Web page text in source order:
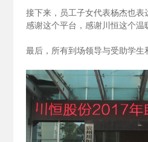
接下来，员工子女代表杨杰也表
感谢这个平台，感谢川恒这个温
最后，所有到场领导与受助学生